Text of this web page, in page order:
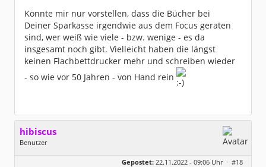
Könnte mir nur vorstellen, dass die Bücher bei
Deiner Sparkasse irgendwie aus dem Focus geraten
sind, wer weiß wie viele - bzw. wenige - es da
insgesamt noch gibt. Vielleicht haben die längst
keinen Flachbettdrucker mehr und schreiben wieder
- so wie vor 50 Jahren - von Hand rein
hibiscus
Benutzer
Gepostet: 22.11.2022 - 09:06 Uhr · #18